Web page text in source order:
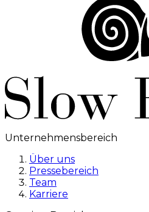
Unternehmensbereich
Über uns
Pressebereich
Team
Karriere